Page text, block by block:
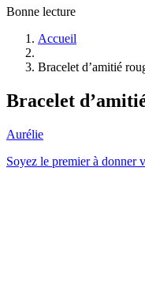
Bonne lecture
Accueil
Bracelet d’amitié
Bracelet
Aurélie
Soyez le premier à donner